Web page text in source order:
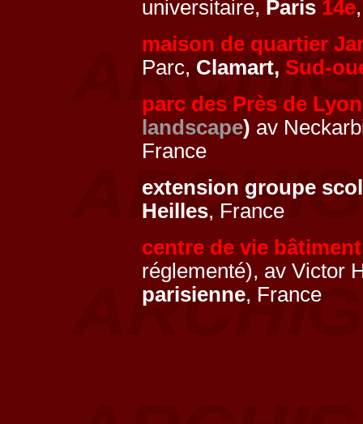
universitaire, Paris 14e
maison de quartier
Parc, Clamart, Sud-
parc des Près de Lyon
landscape) av
France
extension groupe
Heilles, France
centre de vie
réglementé), av Victor
parisienne, France